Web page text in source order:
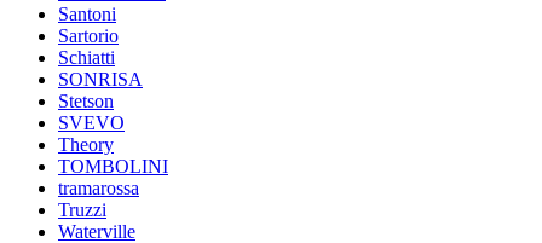
Santoni
Sartorio
Schiatti
SONRISA
Stetson
SVEVO
Theory
TOMBOLINI
tramarossa
Truzzi
Waterville